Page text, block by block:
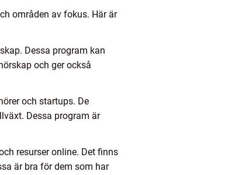
områden av fokus. Här är
Dessa program kan
och ger också
och startups. De
Dessa program är
resurser online. Det finns
är bra för dem som har